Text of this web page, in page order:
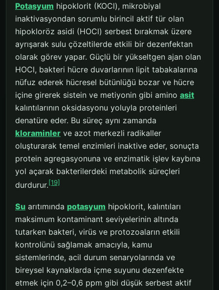
Potasyum hipoklorit (KOCl), mikrobiyal
inaktivasyondan sorumlu birincil aktif tür olan
hipokloröz asidi (HOCl) serbest bırakmak üzere
ayrışarak sulu çözeltilerde etkili bir dezenfektan
olarak görev yapar. Güçlü bir yükseltgen ajan olan
HOCl, bakteri hücre duvarlarının lipit tabakalarına
nüfuz ederek hücresel bütünlüğü bozar ve hücre
içine girerek sistein ve metiyonin gibi amino asit
kalıntılarının oksidasyonu yoluyla proteinleri
denatüre eder. Bu süreç aynı zamanda
kloraminler ve azot merkezli radikaller
oluşturarak temel enzimleri inaktive eder, sonuçta
protein agregasyonuna ve enzimatik işlev kaybına
yol açarak bakterilerdeki metabolik süreçleri
durdurur.[19]
Su arıtımında potasyum hipoklorit, kalıntıları
maksimum kontaminant seviyelerinin altında
tutarken bakteri, virüs ve protozoaların etkili
kontrolünü sağlamak amacıyla, kamu
sistemlerinde, acil durum senaryolarında ve
bireysel kaynaklarda içme suyunu dezenfekte
etmek için 0,2–0,6 ppm gibi düşük serbest aktif